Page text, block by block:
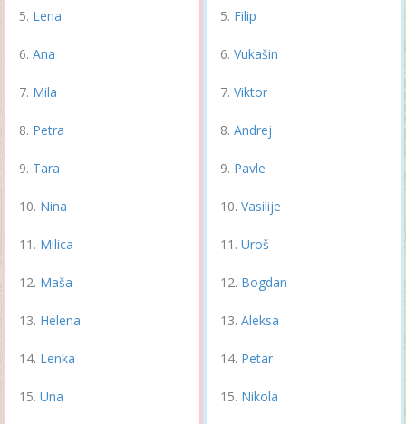
Lena
Ana
Mila
Petra
Tara
Nina
Milica
Maša
Helena
Lenka
Una
Filip
Vukašin
Viktor
Andrej
Pavle
Vasilije
Uroš
Bogdan
Aleksa
Petar
Nikola